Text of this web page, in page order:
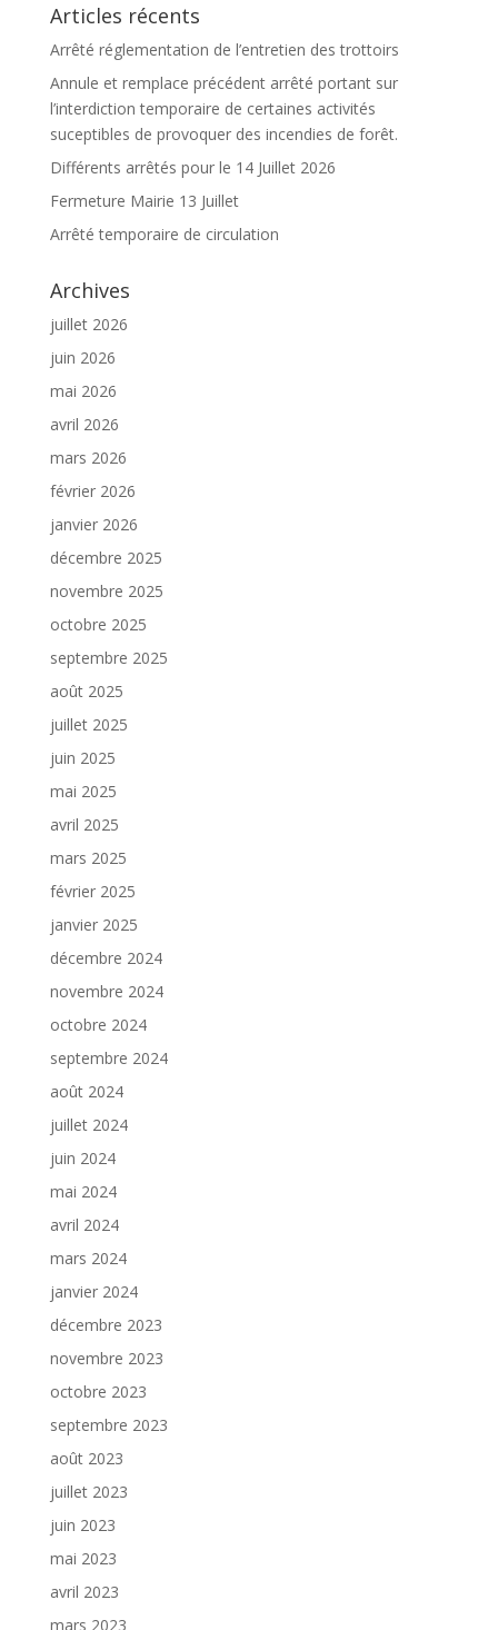
Articles récents
Arrêté réglementation de l’entretien des trottoirs
Annule et remplace précédent arrêté portant sur
l’interdiction temporaire de certaines activités
suceptibles de provoquer des incendies de forêt.
Différents arrêtés pour le 14 Juillet 2026
Fermeture Mairie 13 Juillet
Arrêté temporaire de circulation
Archives
juillet 2026
juin 2026
mai 2026
avril 2026
mars 2026
février 2026
janvier 2026
décembre 2025
novembre 2025
octobre 2025
septembre 2025
août 2025
juillet 2025
juin 2025
mai 2025
avril 2025
mars 2025
février 2025
janvier 2025
décembre 2024
novembre 2024
octobre 2024
septembre 2024
août 2024
juillet 2024
juin 2024
mai 2024
avril 2024
mars 2024
janvier 2024
décembre 2023
novembre 2023
octobre 2023
septembre 2023
août 2023
juillet 2023
juin 2023
mai 2023
avril 2023
mars 2023